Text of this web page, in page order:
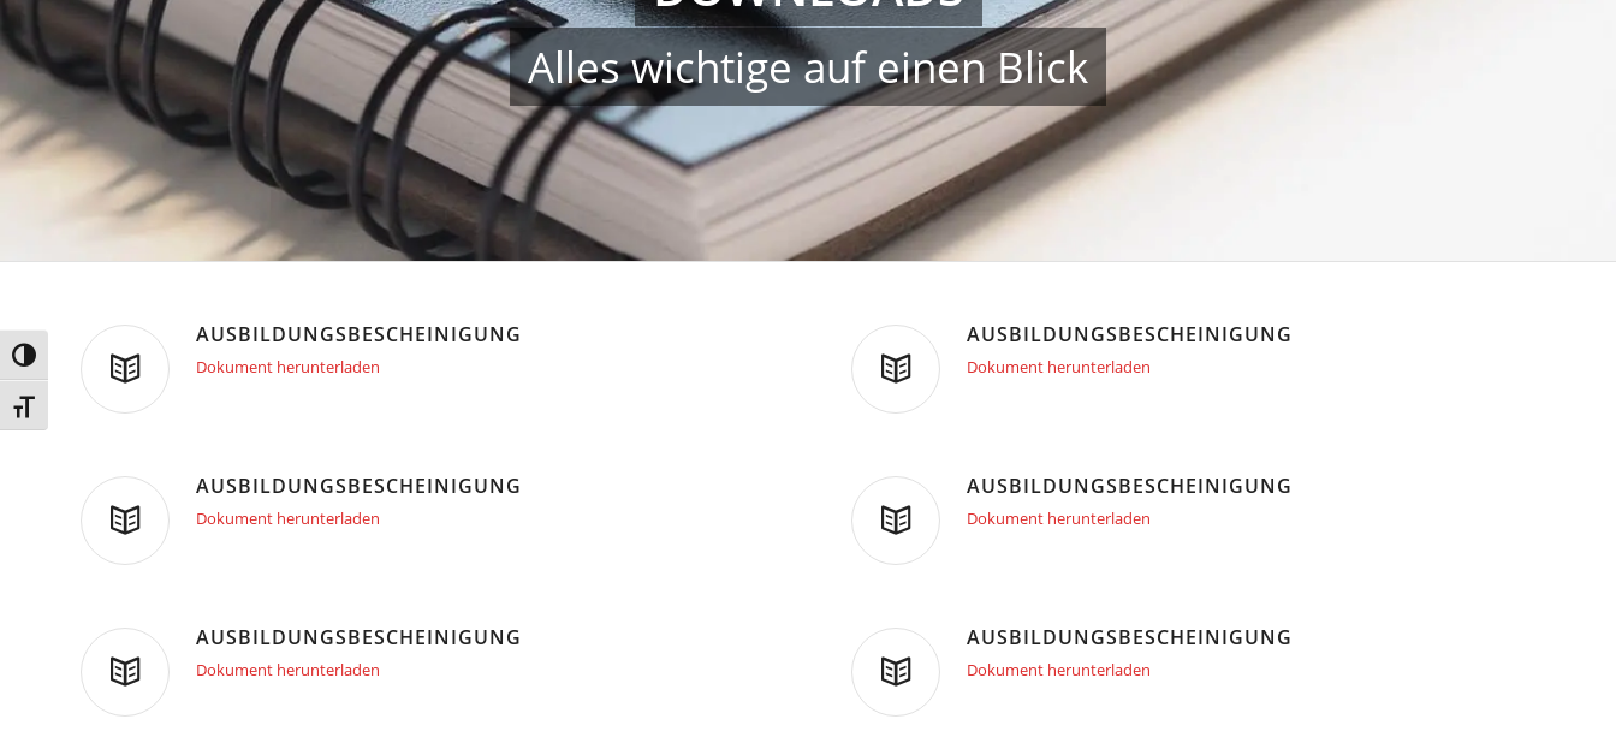
Umschalten auf hohe Kontraste
Schrift vergrößern
Alles wichtige auf einen Blick
AUSBILDUNGSBESCHEINIGUNG
Dokument herunterladen
AUSBILDUNGSBESCHEINIGUNG
Dokument herunterladen
AUSBILDUNGSBESCHEINIGUNG
Dokument herunterladen
AUSBILDUNGSBESCHEINIGUNG
Dokument herunterladen
AUSBILDUNGSBESCHEINIGUNG
Dokument herunterladen
AUSBILDUNGSBESCHEINIGUNG
Dokument herunterladen